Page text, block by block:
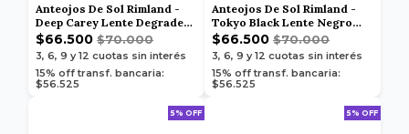
Anteojos De Sol Rimland -
Deep Carey Lente Degrade
8368
$66.500 $70.000
3, 6, 9 y 12 cuotas sin interés
15% off transf. bancaria:
$56.525
Anteojos De Sol Rimland -
Tokyo Black Lente Negro
8177
$66.500 $70.000
3, 6, 9 y 12 cuotas sin interés
15% off transf. bancaria:
$56.525
5% OFF 5% OFF